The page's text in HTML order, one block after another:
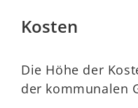
Kosten
Die Höhe der
der kommunalen